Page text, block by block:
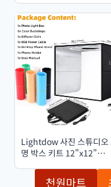
배터리 (마우스 및 리모컨
Lightdow 사진 스튜디오
명 박스 키트 12"x12"
배경 6개 포함, 휴대 가능,
천원마트